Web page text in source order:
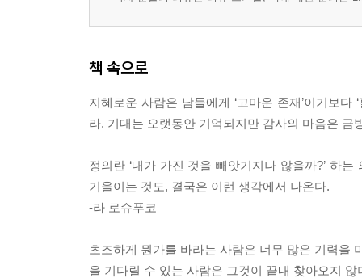
책 속으로
지혜로운 사람은 남들에게 ‘고마운 존재’이기보
라. 기대는 오랫동안 기억되지만 감사의 마음은 금
정의란 ‘내가 가진 것을 빼앗기지나 않을까?’ 하
기울이는 것도, 결국은 이런 생각에서 나온다.
-라 로슈푸코
초조하게 뭔가를 바라는 사람은 너무 많은 기력을
을 기다릴 수 있는 사람은 그것이 끝내 찾아오지